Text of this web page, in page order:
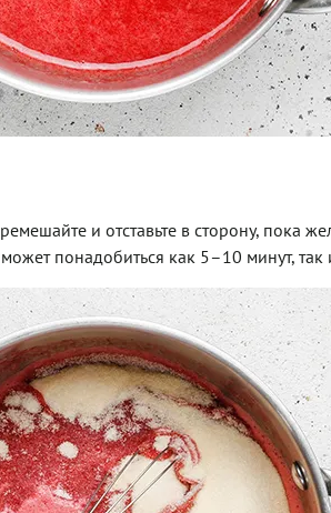
и отставьте в сторону, пока
понадобиться как 5–10 минут, так